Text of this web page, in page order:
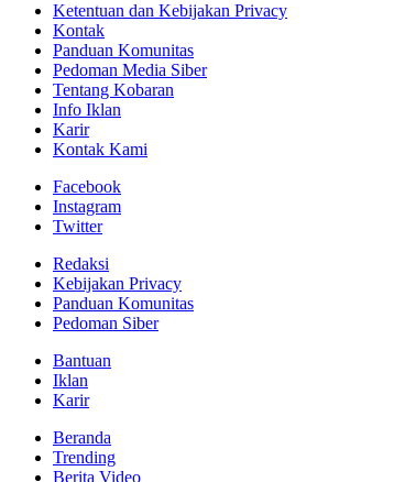
Ketentuan dan Kebijakan Privacy
Kontak
Panduan Komunitas
Pedoman Media Siber
Tentang Kobaran
Info Iklan
Karir
Kontak Kami
Facebook
Instagram
Twitter
Redaksi
Kebijakan Privacy
Panduan Komunitas
Pedoman Siber
Bantuan
Iklan
Karir
Beranda
Trending
Berita Video